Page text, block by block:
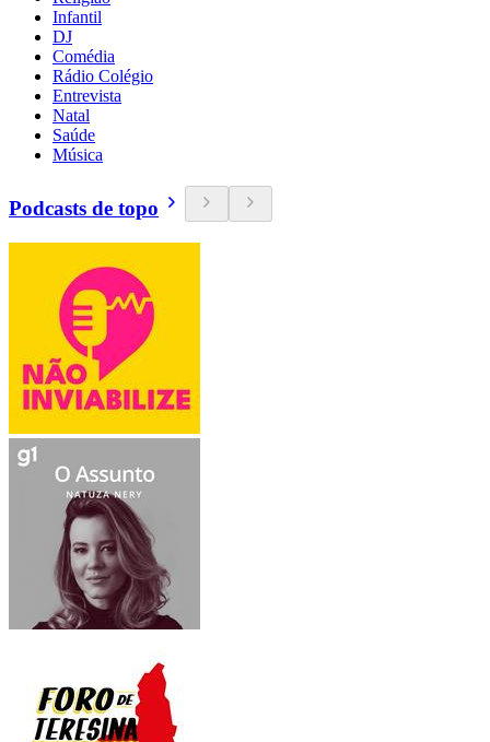
Infantil
DJ
Comédia
Rádio Colégio
Entrevista
Natal
Saúde
Música
Podcasts de topo